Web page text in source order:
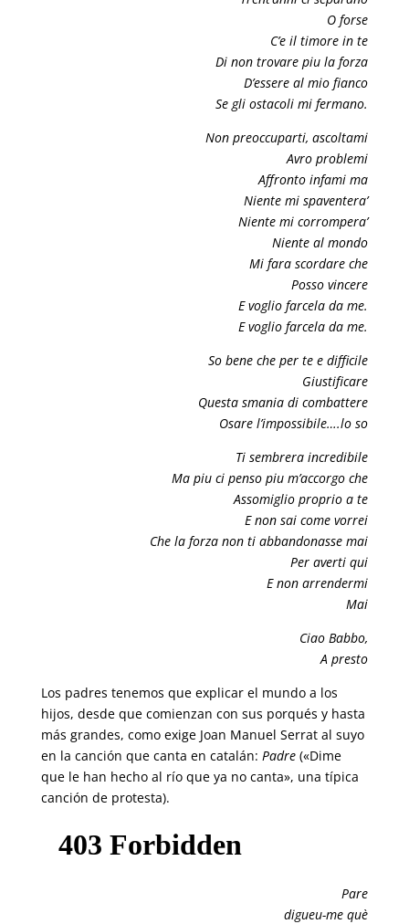
O forse
C’e il timore in te
Di non trovare piu la forza
D’essere al mio fianco
Se gli ostacoli mi fermano.
Non preoccuparti, ascoltami
Avro problemi
Affronto infami ma
Niente mi spaventera’
Niente mi corrompera’
Niente al mondo
Mi fara scordare che
Posso vincere
E voglio farcela da me.
E voglio farcela da me.
So bene che per te e difficile
Giustificare
Questa smania di combattere
Osare l’impossibile….lo so
Ti sembrera incredibile
Ma piu ci penso piu m’accorgo che
Assomiglio proprio a te
E non sai come vorrei
Che la forza non ti abbandonasse mai
Per averti qui
E non arrendermi
Mai
Ciao Babbo,
A presto
Los padres tenemos que explicar el mundo a los
hijos, desde que comienzan con sus porqués y hasta
más grandes, como exige Joan Manuel Serrat al suyo
en la canción que canta en catalán: Padre («Dime
que le han hecho al río que ya no canta», una típica
canción de protesta).
Pare
digueu-me què